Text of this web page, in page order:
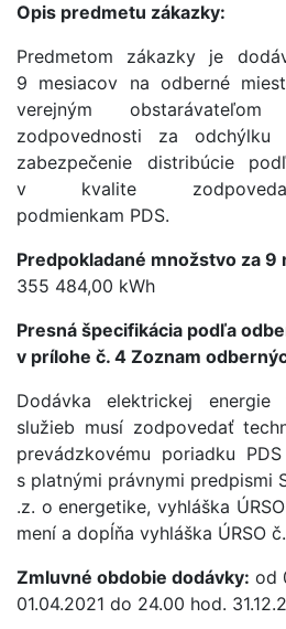
Opis predmetu zákazky:
Predmetom zákazky je
9 mesiacov na odberné
verejným
zodpovednosti za
zabezpečenie distribúcie
v kvalite
podmienkam PDS.
Predpokladané množstvo za 9
355 484,00 kWh
Presná špecifikácia podľa
v prílohe č. 4 Zoznam
Dodávka elektrickej energie
služieb musí zodpovedať
prevádzkovému poriadku
s platnými právnymi predpismi
.z. o energetike, vyhláška
mení a dopĺňa vyhláška ÚRSO
Zmluvné obdobie dodávky: od
01.04.2021 do 24.00 hod.